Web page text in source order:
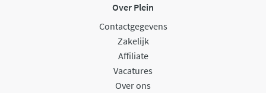
Over Plein
Contactgegevens
Zakelijk
Affiliate
Vacatures
Over ons